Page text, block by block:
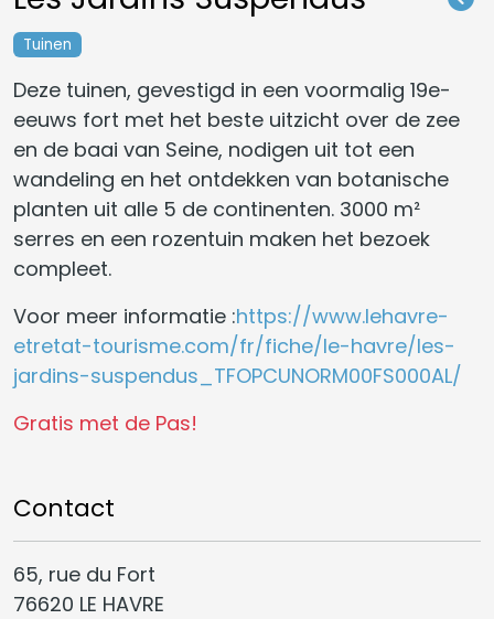
Tuinen
Deze tuinen, gevestigd in een voormalig 19e-
eeuws fort met het beste uitzicht over de zee
en de baai van Seine, nodigen uit tot een
wandeling en het ontdekken van botanische
planten uit alle 5 de continenten. 3000 m²
serres en een rozentuin maken het bezoek
compleet.
Voor meer informatie :https://www.lehavre-
etretat-tourisme.com/fr/fiche/le-havre/les-
jardins-suspendus_TFOPCUNORM00FS000AL/
Gratis met de Pas!
Contact
65, rue du Fort
76620 LE HAVRE